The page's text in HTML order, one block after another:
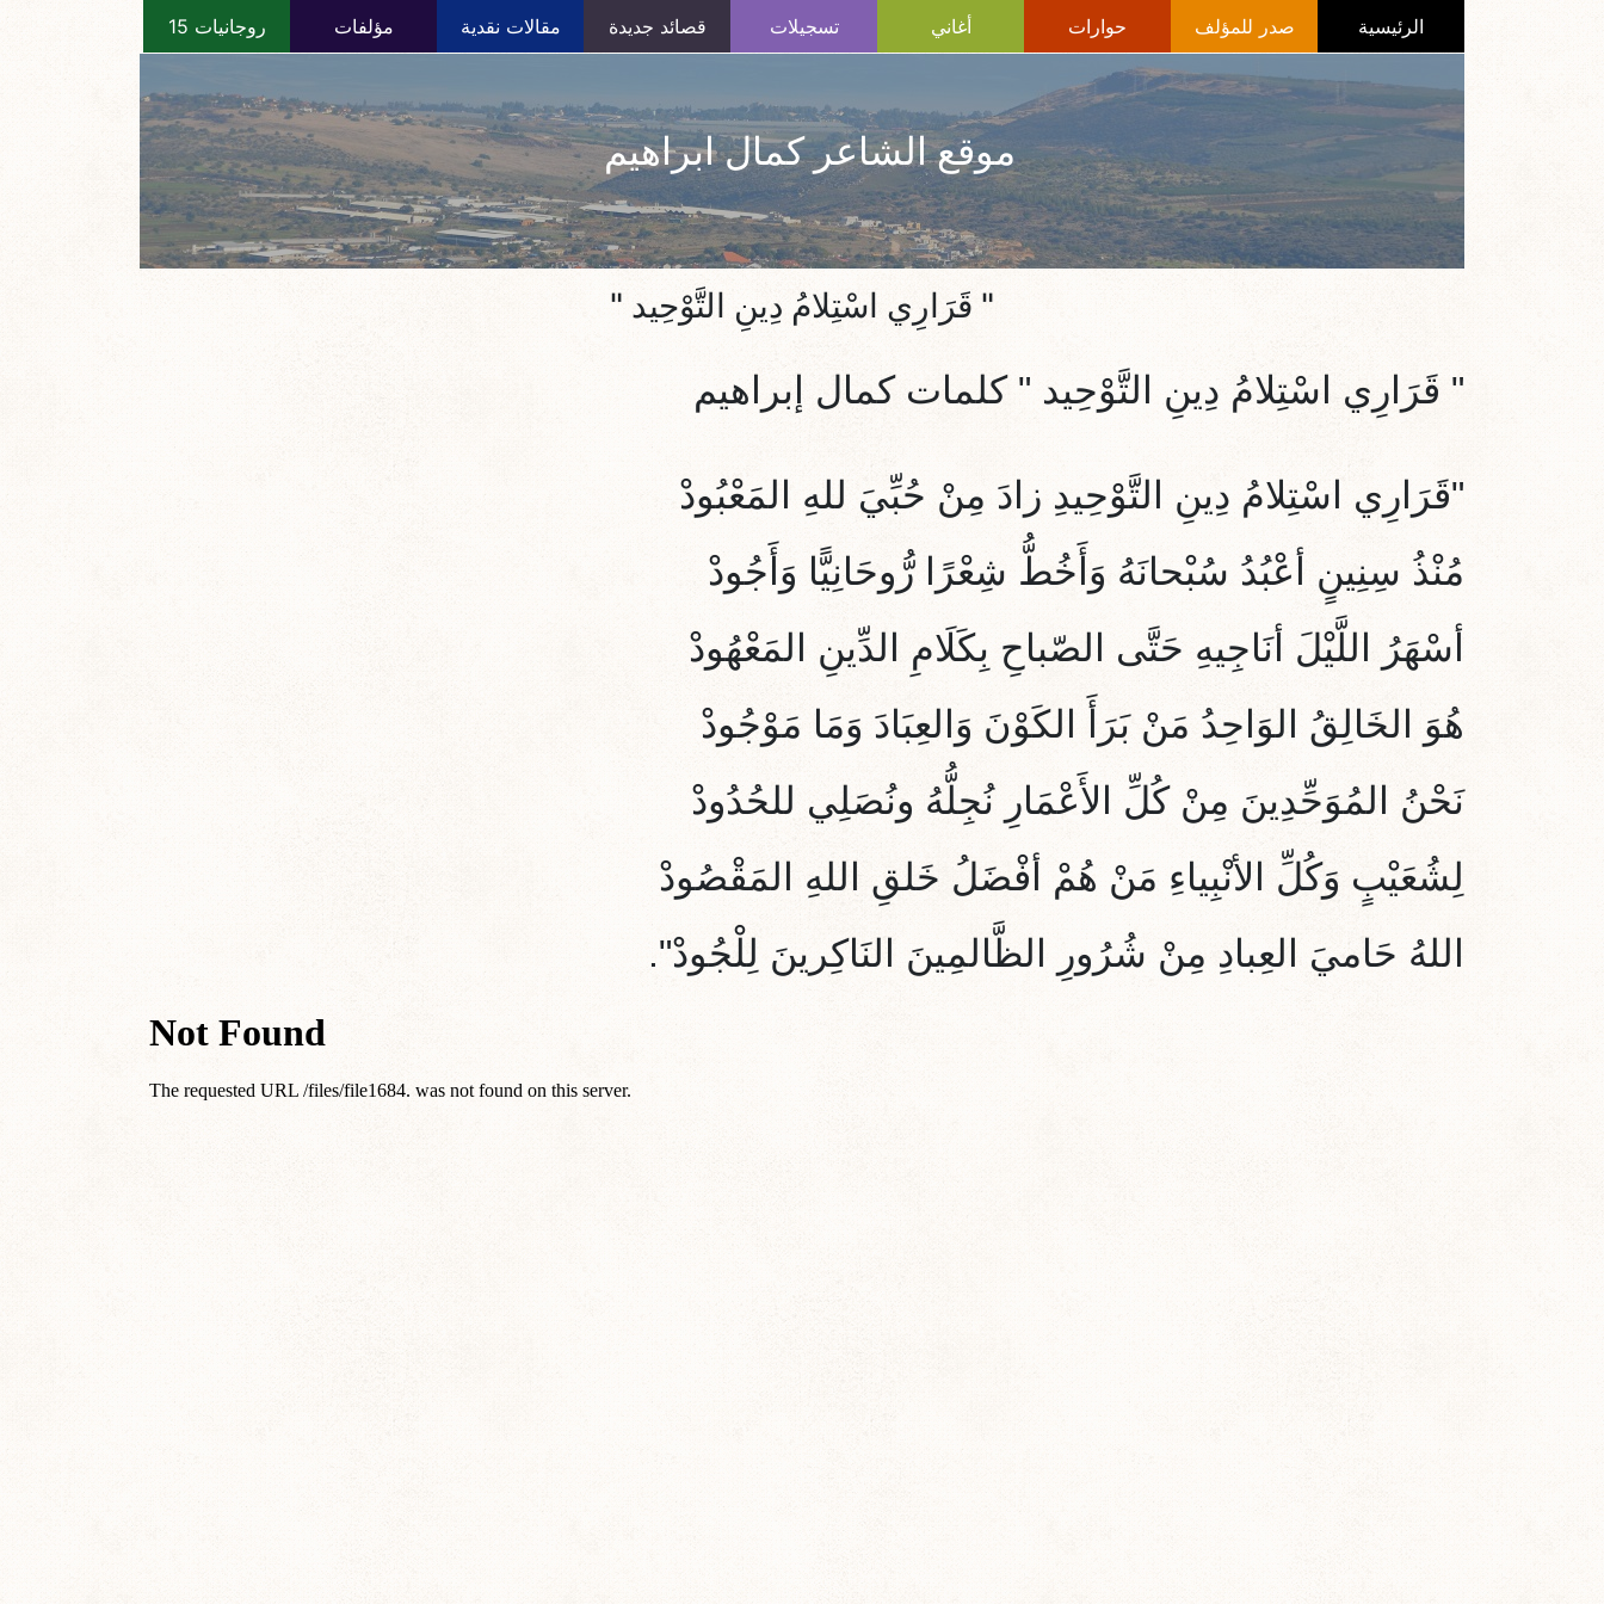
الرئيسية صدر للمؤلف حوارات أغاني تسجيلات قصائد جديدة مقالات نقدية مؤلفات روجانيات 15
موقع الشاعر كمال ابراهيم
" قَرَارِي اسْتِلامُ دِينِ التَّوْحِيد "
" قَرَارِي اسْتِلامُ دِينِ التَّوْحِيد " كلمات كمال إبراهيم
"قَرَارِي اسْتِلامُ دِينِ التَّوْحِيدِ زادَ مِنْ حُبِّيَ للهِ المَعْبُودْ
مُنْذُ سِنِينٍ أعْبُدُ سُبْحانَهُ وَأَخُطُّ شِعْرًا رُّوحَانِيًّا وَأَجُودْ
أسْهَرُ اللَّيْلَ أنَاجِيهِ حَتَّى الصّباحِ بِكَلَامِ الدِّينِ المَعْهُودْ
هُوَ الخَالِقُ الوَاحِدُ مَنْ بَرَأَ الكَوْنَ وَالعِبَادَ وَمَا مَوْجُودْ
نَحْنُ المُوَحِّدِينَ مِنْ كُلِّ الأَعْمَارِ نُجِلُّهُ ونُصَلِي للحُدُودْ
لِشُعَيْبٍ وَكُلِّ الأنْبِياءِ مَنْ هُمْ أفْضَلُ خَلقِ اللهِ المَقْصُودْ
اللهُ حَاميَ العِبادِ مِنْ شُرُورِ الظَّالمِينَ النَاكِرينَ لِلْجُودْ".